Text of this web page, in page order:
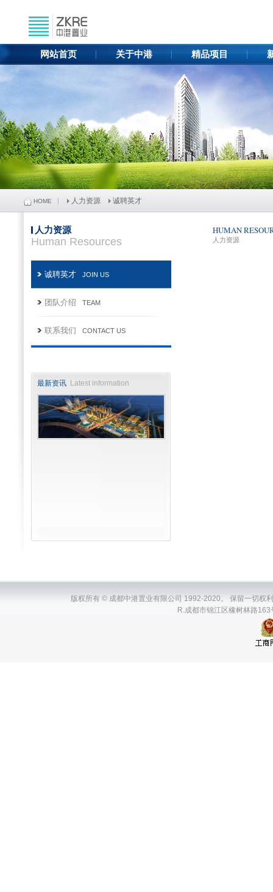
网站首页 关于中港 精品项目
HOME 人力资源 诚聘英才
人力资源
Human Resources
诚聘英才 JOIN US
团队介绍 TEAM
联系我们 CONTACT US
最新资讯 Latest information
HUMAN
人力资源
版权所有 © 成都中港置业有限公司 1992-2020。 保留一切
R.成都市锦江区橡树林路